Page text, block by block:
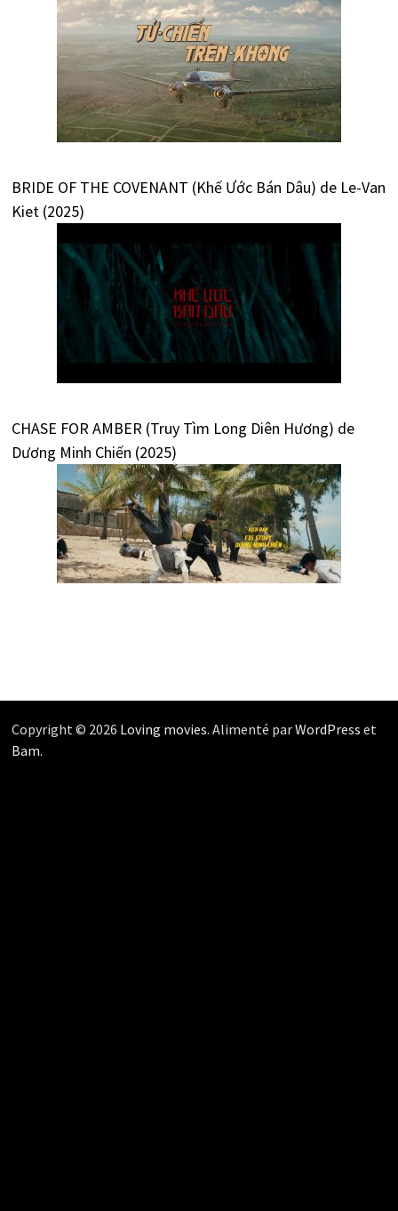
BRIDE OF THE COVENANT (Khế Ước Bán Dâu) de Le-Van
Kiet (2025)
CHASE FOR AMBER (Truy Tìm Long Diên Hương) de
Dương Minh Chiến (2025)
Copyright © 2026 Loving movies. Alimenté parWordPress et
Bam.